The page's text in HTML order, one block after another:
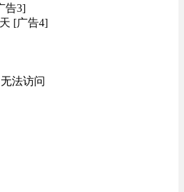
告3]
[广告4]
法访问